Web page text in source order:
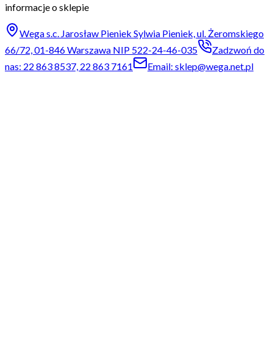
informacje o sklepie
Wega s.c. Jarosław Pieniek Sylwia Pieniek, ul. Żeromskiego
66/72, 01-846 Warszawa NIP 522-24-46-035
Zadzwoń do
nas: 22 863 8537, 22 863 7161
Email: sklep@wega.net.pl